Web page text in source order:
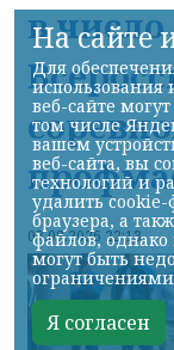
в
07.08.2026 22:13
На сайте
Для
использования
веб-сайте
том числе
вашем
веб-сайта, вы
технологий и
удалить cookie-
браузера, а
файлов, однако
могут быть
Я согласен